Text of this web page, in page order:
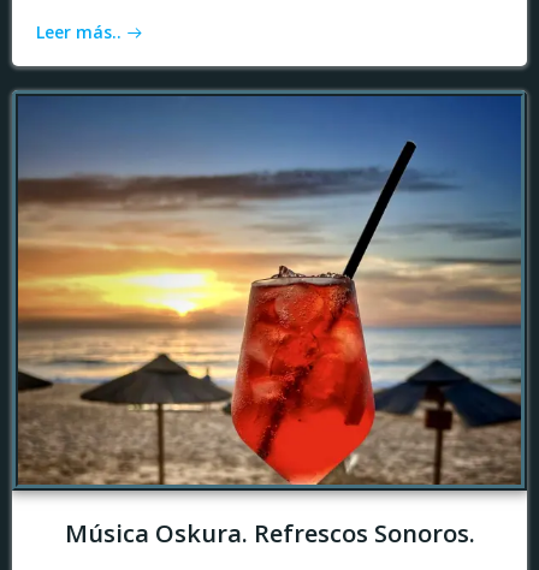
Leer más..
Música Oskura. Refrescos Sonoros.